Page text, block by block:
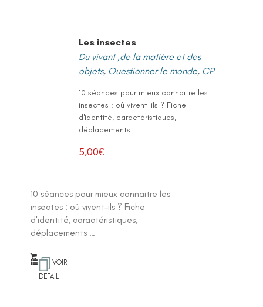
Les insectes
Du vivant ,de la matière et des
objets, Questionner le monde, CP
10 séances pour mieux connaitre les
insectes : oû vivent-ils ? Fiche
d'identité, caractéristiques,
déplacements …...
5,00€
10 séances pour mieux connaitre les
insectes : oû vivent-ils ? Fiche
d'identité, caractéristiques,
déplacements …
VOIR
DETAIL